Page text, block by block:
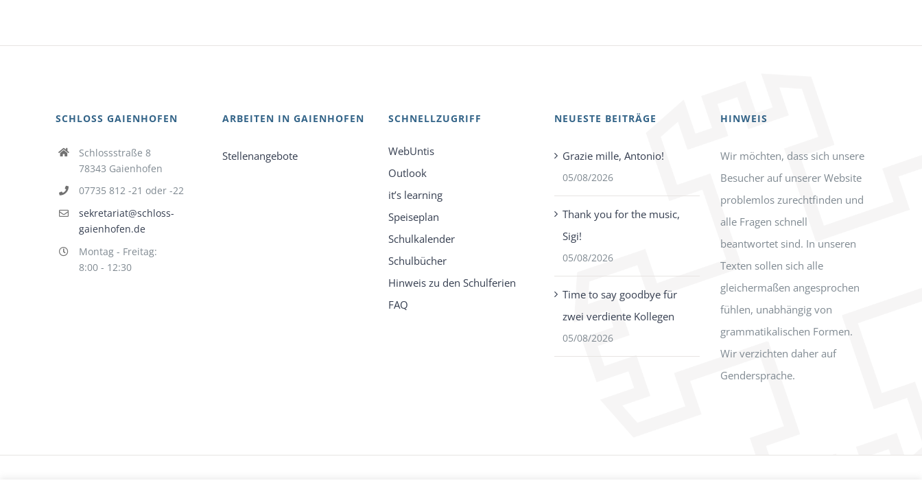
SCHLOSS GAIENHOFEN
Schlossstraße 8
78343 Gaienhofen
07735 812 -21 oder -22
sekretariat@schloss-
gaienhofen.de
Montag - Freitag:
8:00 - 12:30
ARBEITEN IN GAIENHOFEN
Stellenangebote
SCHNELLZUGRIFF
WebUntis
Outlook
it’s learning
Speiseplan
Schulkalender
Schulbücher
Hinweis zu den Schulferien
FAQ
NEUESTE BEITRÄGE
Grazie mille, Antonio!
05/08/2026
Thank you for the music,
Sigi!
05/08/2026
Time to say goodbye für
zwei verdiente Kollegen
05/08/2026
HINWEIS
Wir möchten, dass sich unsere
Besucher auf unserer Website
problemlos zurechtfinden und
alle Fragen schnell
beantwortet sind. In unseren
Texten sollen sich alle
gleichermaßen angesprochen
fühlen, unabhängig von
grammatikalischen Formen.
Wir verzichten daher auf
Gendersprache.